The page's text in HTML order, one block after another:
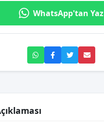
WhatsApp'tan Yaz